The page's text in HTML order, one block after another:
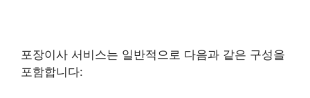
포장이사 서비스는 일반적으로 다음과 같은 구성을
포함합니다: